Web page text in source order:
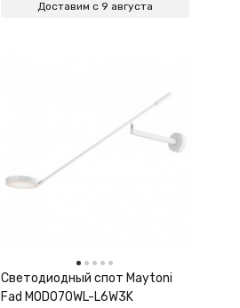
Доставим с 9 августа
Светодиодный спот Maytoni
Fad MOD070WL-L6W3K